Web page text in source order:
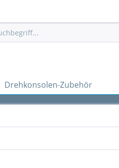
Drehkonsolen-Zubehör